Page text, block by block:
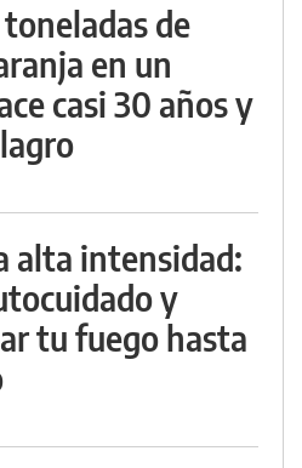
de
en un
casi 30 años y
alta intensidad:
y
tu fuego hasta